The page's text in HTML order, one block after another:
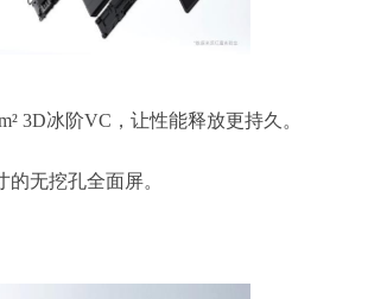
3D冰阶VC，让性能释放更持久。
无挖孔全面屏。